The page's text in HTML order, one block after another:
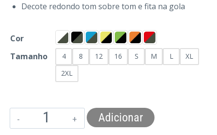
Decote redondo tom sobre tom e fita na gola
Cor
Tamanho
4 8 12 16 S M L
XL
2XL
Adicionar